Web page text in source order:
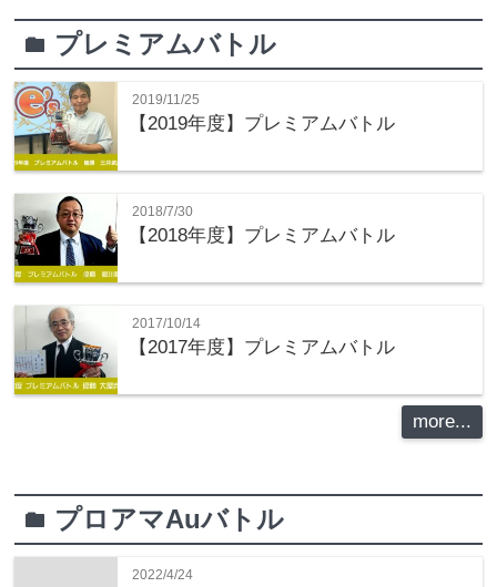
folder プレミアムバトル
2019/11/25
【2019年度】プレミアムバトル
2018/7/30
【2018年度】プレミアムバトル
2017/10/14
【2017年度】プレミアムバトル
more...
folder プロアマAuバトル
2022/4/24